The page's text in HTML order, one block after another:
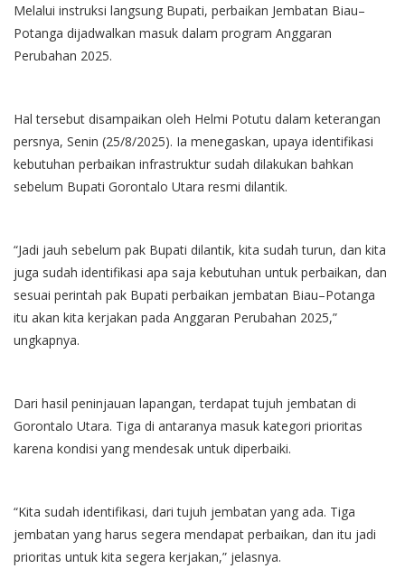
Melalui instruksi langsung Bupati, perbaikan Jembatan Biau–
Potanga dijadwalkan masuk dalam program Anggaran
Perubahan 2025.
Hal tersebut disampaikan oleh Helmi Potutu dalam keterangan
persnya, Senin (25/8/2025). Ia menegaskan, upaya identifikasi
kebutuhan perbaikan infrastruktur sudah dilakukan bahkan
sebelum Bupati Gorontalo Utara resmi dilantik.
“Jadi jauh sebelum pak Bupati dilantik, kita sudah turun, dan kita
juga sudah identifikasi apa saja kebutuhan untuk perbaikan, dan
sesuai perintah pak Bupati perbaikan jembatan Biau–Potanga
itu akan kita kerjakan pada Anggaran Perubahan 2025,”
ungkapnya.
Dari hasil peninjauan lapangan, terdapat tujuh jembatan di
Gorontalo Utara. Tiga di antaranya masuk kategori prioritas
karena kondisi yang mendesak untuk diperbaiki.
“Kita sudah identifikasi, dari tujuh jembatan yang ada. Tiga
jembatan yang harus segera mendapat perbaikan, dan itu jadi
prioritas untuk kita segera kerjakan,” jelasnya.